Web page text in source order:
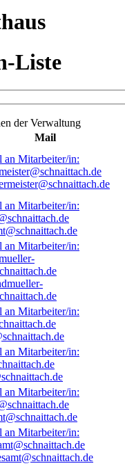
Liste
der Verwaltung
Mail